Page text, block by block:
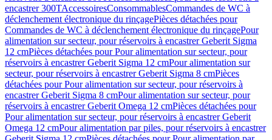
encastrer 300TAccessoiresConsommablesCommandes de WC à
déclenchement électronique du rinçagePièces détachées pour
Commandes de WC à déclenchement électronique du rinçagePour
alimentation sur secteur, pour réservoirs à encastrer Geberit Sigma
12 cmPièces détachées pour Pour alimentation sur secteur, pour
réservoirs à encastrer Geberit Sigma 12 cmPour alimentation sur
secteur, pour réservoirs à encastrer Geberit Sigma 8 cmPièces
détachées pour Pour alimentation sur secteur, pour réservoirs à
encastrer Geberit Sigma 8 cmPour alimentation sur secteur, pour
réservoirs à encastrer Geberit Omega 12 cmPièces détachées pour
Pour alimentation sur secteur, pour réservoirs à encastrer Geberit
Omega 12 cmPour alimentation par piles, pour réservoirs à encastrer